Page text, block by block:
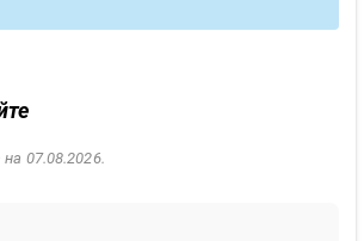
на 07.08.2026.